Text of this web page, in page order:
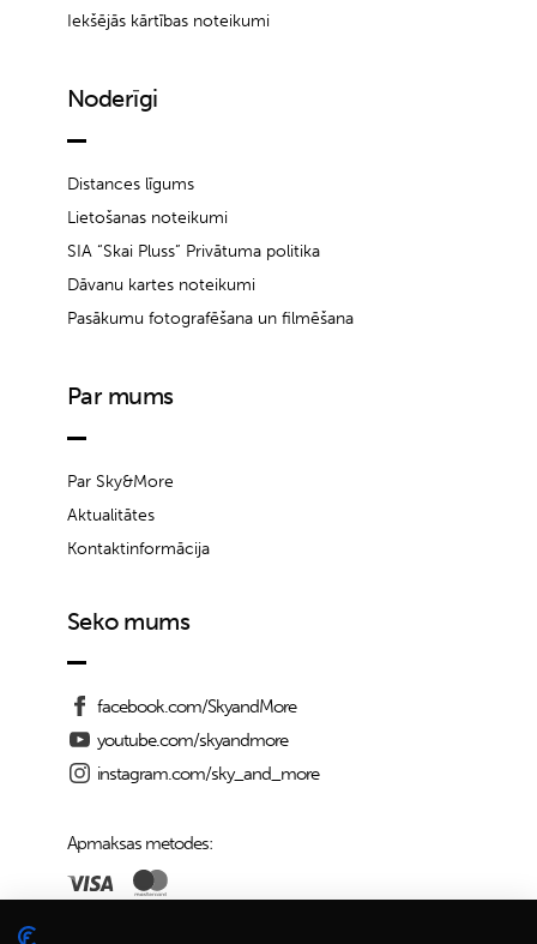
Iekšējās kārtības noteikumi
Noderīgi
Distances līgums
Lietošanas noteikumi
SIA “Skai Pluss” Privātuma politika
Dāvanu kartes noteikumi
Pasākumu fotografēšana un filmēšana
Par mums
Par Sky&More
Aktualitātes
Kontaktinformācija
Seko mums
facebook.com/SkyandMore
youtube.com/skyandmore
instagram.com/sky_and_more
Apmaksas metodes: